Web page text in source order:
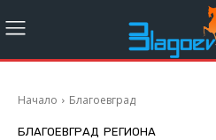
Начало Благоевград
БЛАГОЕВГРАД РЕГИОНА